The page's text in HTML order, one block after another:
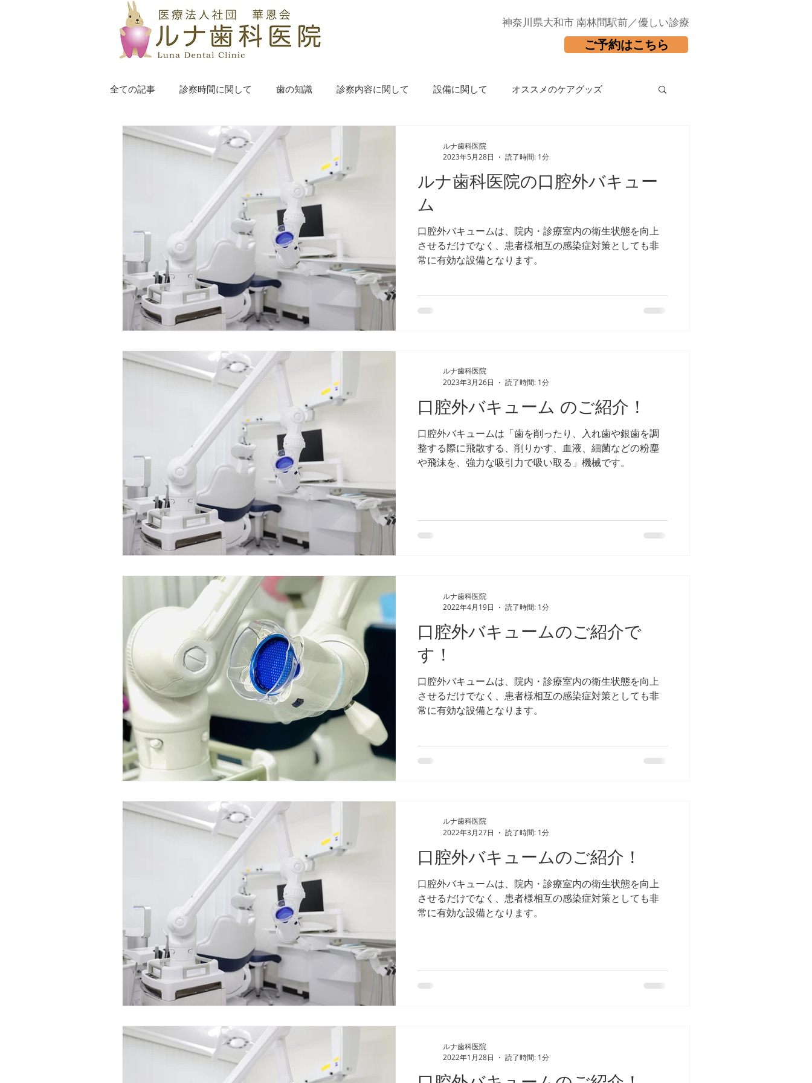
​神奈川県大和市 南林間駅前／優しい診療
ご予約はこちら
全ての記事 診察時間に関して 歯の知識 診察内容に関して 設備に関して オススメのケアグッズ
ルナ歯科医院の口腔外バキュー
ム
口腔外バキュームは、院内・診療室内の衛生状態を向上
させるだけでなく、患者様相互の感染症対策としても非
常に有効な設備となります。
ルナ歯科医院
2023年5月28日
読了時間: 1分
口腔外バキューム のご紹介！
口腔外バキュームは「歯を削ったり、入れ歯や銀歯を調
整する際に飛散する、削りかす、血液、細菌などの粉塵
や飛沫を、強力な吸引力で吸い取る」機械です。
ルナ歯科医院
2023年3月26日
読了時間: 1分
口腔外バキュームのご紹介で
す！
口腔外バキュームは、院内・診療室内の衛生状態を向上
させるだけでなく、患者様相互の感染症対策としても非
常に有効な設備となります。
ルナ歯科医院
2022年4月19日
読了時間: 1分
口腔外バキュームのご紹介！
口腔外バキュームは、院内・診療室内の衛生状態を向上
させるだけでなく、患者様相互の感染症対策としても非
常に有効な設備となります。
ルナ歯科医院
2022年3月27日
読了時間: 1分
ルナ歯科医院
2022年1月28日
読了時間: 1分